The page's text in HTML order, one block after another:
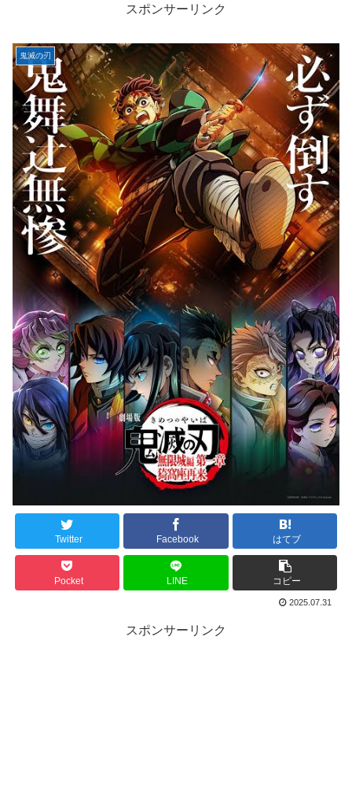
スポンサーリンク
鬼滅の刃
Twitter Facebook はてブ
Pocket LINE コピー
2025.07.31
スポンサーリンク